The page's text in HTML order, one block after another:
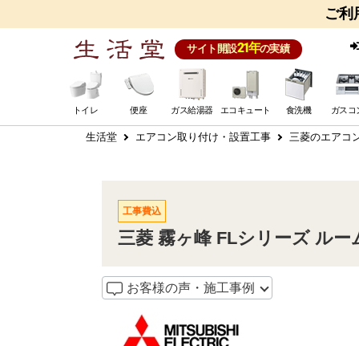
ご
サイト開設21年の実績
トイレ 便座 ガス給湯器 エコキュート 食洗機 ガスコ
生活堂 エアコン取り付け・設置工事 三菱のエアコ
工事費込
三菱 霧ヶ峰 FLシリーズ ル
お客様の声・施工事例